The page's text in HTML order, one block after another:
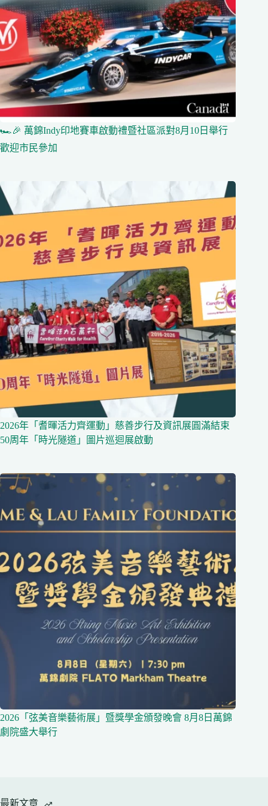
🏎️🎉 萬錦Indy印地賽車啟動禮暨社區派對8月10日舉行
歡迎市民參加
2026年「耆暉活力齊運動」慈善步行及資訊展圓滿結束
50周年「時光隧道」圖片巡迴展啟動
2026「弦美音樂藝術展」暨獎學金頒發晚會 8月8日萬錦
劇院盛大舉行
最新文章